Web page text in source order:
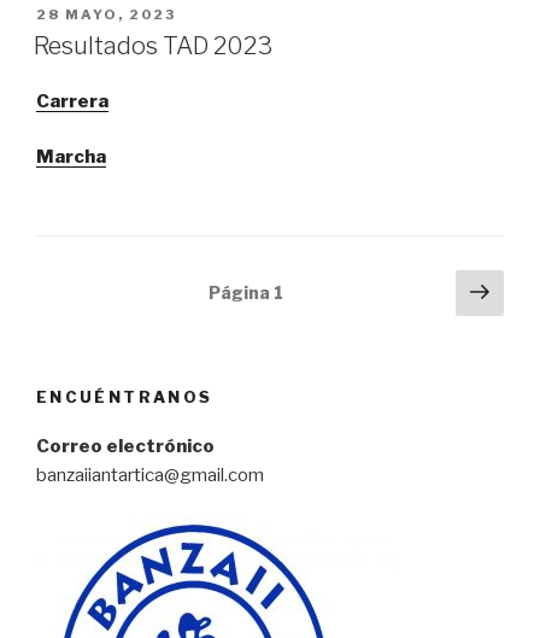
PUBLICADO
EL
28 MAYO, 2023
Resultados TAD 2023
Carrera
Marcha
Página 1
ENCUÉNTRANOS
Correo electrónico
banzaiiantartica@gmail.com